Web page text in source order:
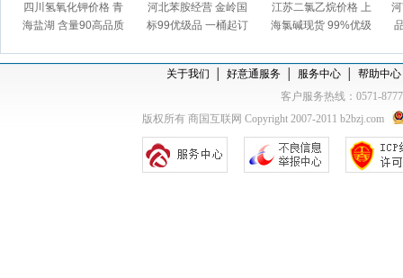
四川氢氧化钾价格 青
海盐湖 含量90高品质
河北苯胺经营 金岭国
标99优级品 一桶起订
江苏二氯乙烷价格 上
海氯碱现货 99%优级
关于我们 好意通服务 服务中心
帮助中心
客户服务热线：0571-
版权所有 商国互联网 Copyright 2007-2011 b2bzj.com